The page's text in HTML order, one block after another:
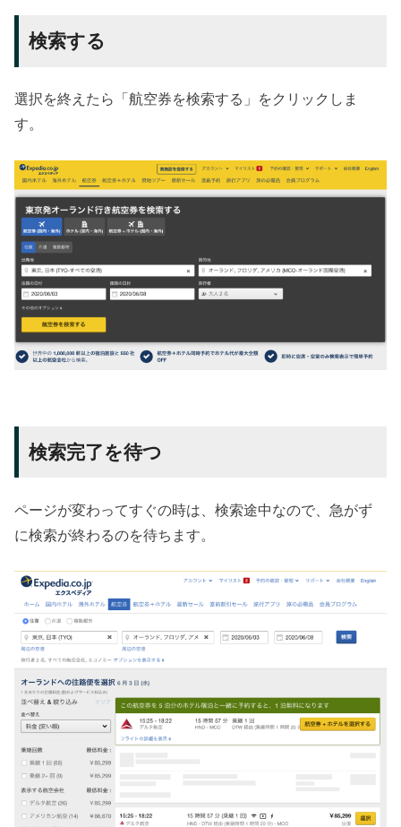
検索する
選択を終えたら「航空券を検索する」をクリックしま
す。
検索完了を待つ
ページが変わってすぐの時は、検索途中なので、急がず
に検索が終わるのを待ちます。